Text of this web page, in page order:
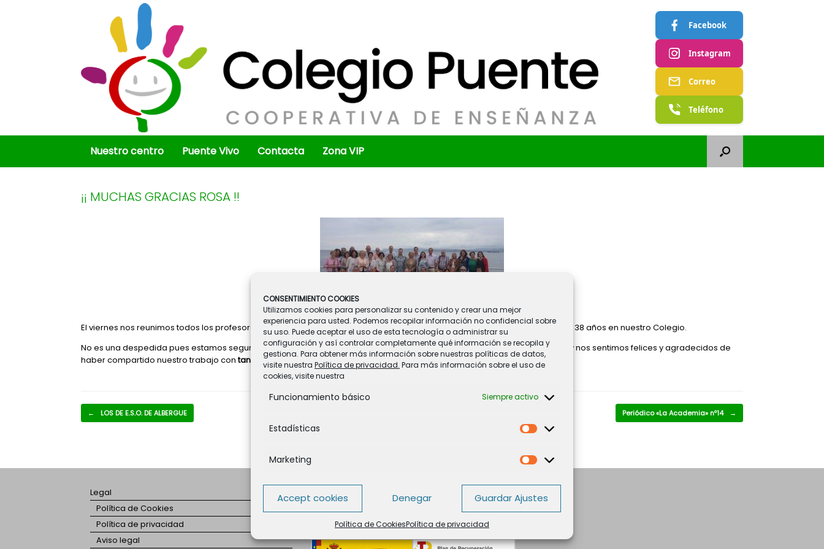
CONSENTIMIENTO COOKIES
Utilizamos cookies para personalizar su contenido y crear una mejor
experiencia para usted. Podemos recopilar información no confidencial sobre
su uso. Puede aceptar el uso de esta tecnología o administrar su
configuración y así controlar completamente qué información se recopila y
gestiona. Para obtener más información sobre nuestras políticas de datos,
visite nuestra Política de privacidad. Para más información sobre el uso de
cookies, visite nuestra
Funcionamiento básico Siempre activo
Estadísticas Estadísticas
Marketing Marketing
Accept cookies Denegar Guardar Ajustes
Política de CookiesPolítica de privacidad
Facebook
Instagram
Correo
Teléfono
Nuestro centro Puente Vivo Contacta Zona VIP
¡¡ MUCHAS GRACIAS ROSA !!
El viernes nos reunimos todos los profesores para acompañar a la «SEÑORITA ROSA» en el día de su jubilación, después de 38 años en nuestro Colegio.
No es una despedida pues estamos seguros que seguirá visitándonos, pero de todas formas la deseamos todo lo mejor y nos sentimos felices y agradecidos de
haber compartido nuestro trabajo contan buena compañera y magnífica profesional.
Navegador de artículos
← LOS DE E.S.O. DE ALBERGUE Periódico «La Academia» nº14 →
Legal
Política de Cookies
Política de privacidad
Aviso legal